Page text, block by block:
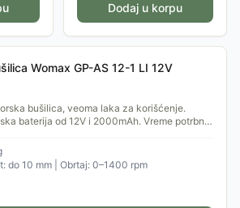
Dodaj u korpu
Womax GP-AS 12-1 LI 12V
bušilica, veoma laka za korišćenje.
baterija od 12V i 2000mAh. Vreme potrbno
do 10 mm | Obrtaj: 0–1400 rpm